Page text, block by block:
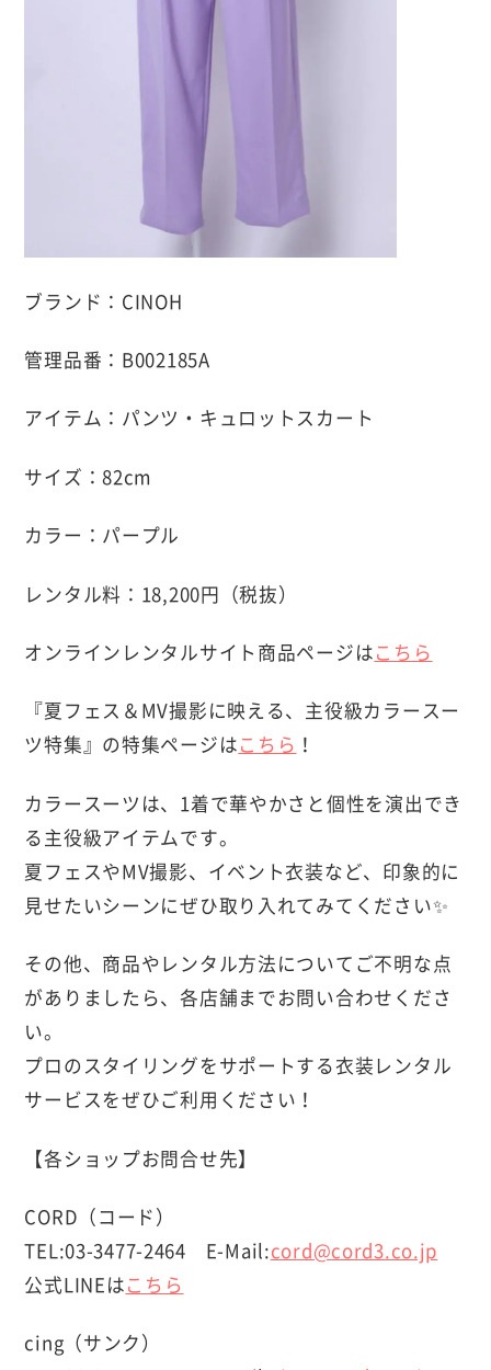
ブランド：CINOH
管理品番：B002185A
アイテム：パンツ・キュロットスカート
サイズ：82cm
カラー：パープル
レンタル料：18,200円（税抜）
オンラインレンタルサイト商品ページは こちら
『夏フェス＆MV撮影に映える、主役級カラースー
ツ特集』の特集ページは こちら ！
カラースーツは、1着で華やかさと個性を演出でき
る主役級アイテムです。
夏フェスやMV撮影、イベント衣装など、印象的に
見せたいシーンにぜひ取り入れてみてください✨
その他、商品やレンタル方法についてご不明な点
がありましたら、各店舗までお問い合わせくださ
い。
プロのスタイリングをサポートする衣装レンタル
サービスをぜひご利用ください！
【各ショップお問合せ先】
CORD（コード）
TEL:03-3477-2464 E-Mail:cord@cord3.co.jp
公式LINEは こちら
cing（サンク）